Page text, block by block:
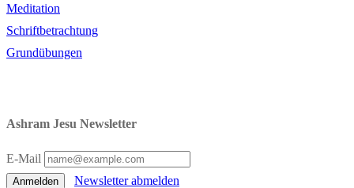
Meditation
Schriftbetrachtung
Grundübungen
Ashram Jesu Newsletter
E-Mail
Anmelden Newsletter abmelden